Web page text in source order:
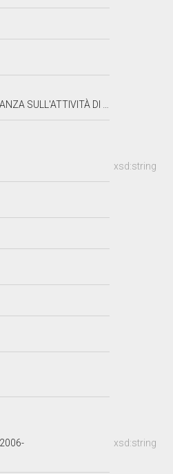
IN MATERIA DI IMMIGRAZIONE
xsd:string
xsd:string